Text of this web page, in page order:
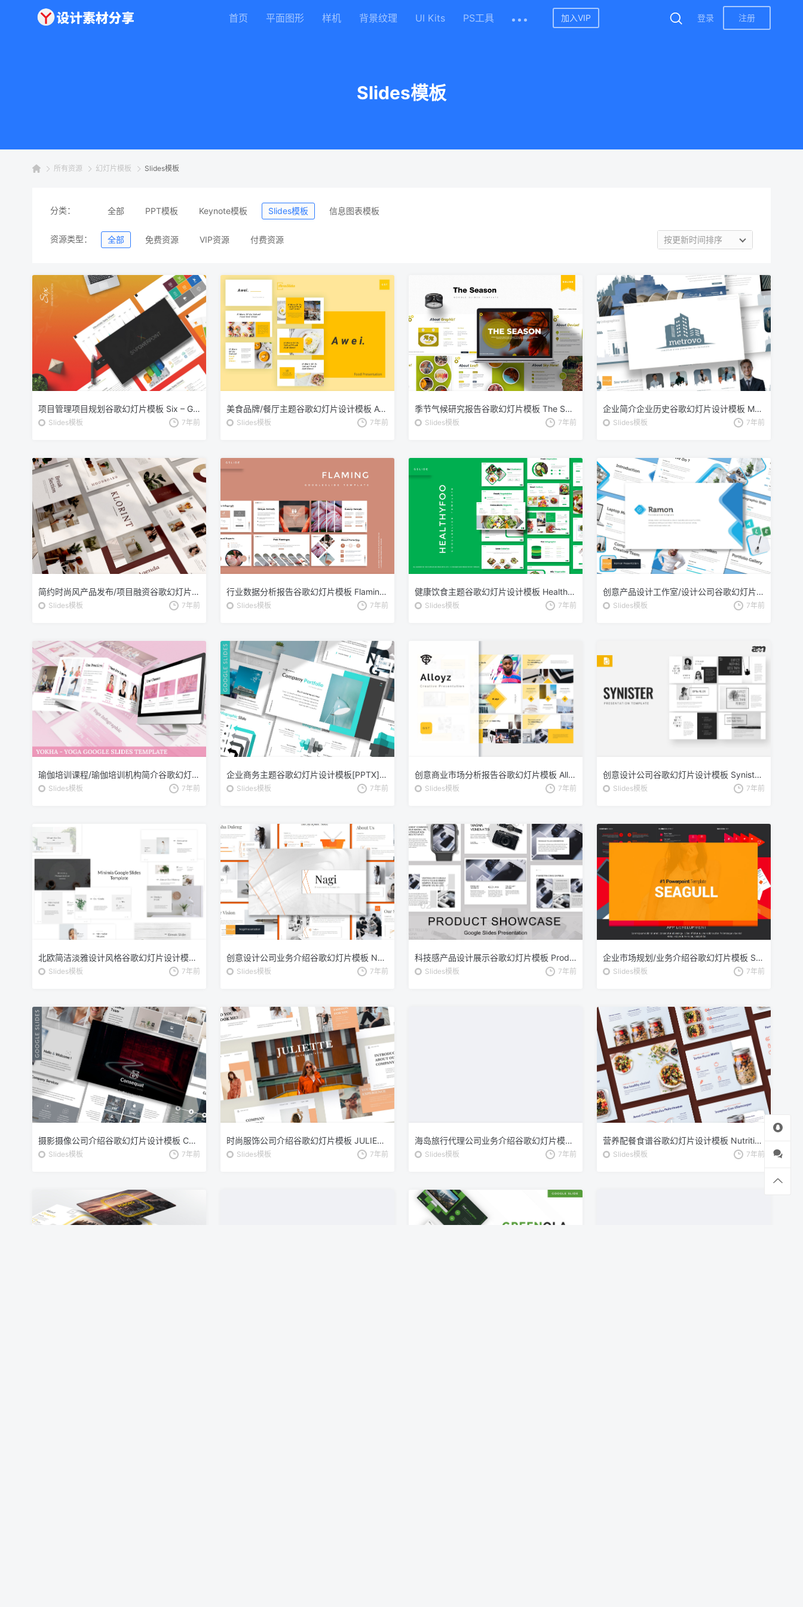
首页 平面图形 样机 背景纹理 UI Kits PS工具 加入VIP 登录 注册
Slides模板
所有资源 幻灯片模板 Slides模板
分类： 全部 PPT模板 Keynote模板 Slides模板 信息图表模板
资源类型： 全部 免费资源 VIP资源 付费资源 按更新时间排序
项目管理项目规划谷歌幻灯片模板 Six – Google Slides
Slides模板 7年前
美食品牌/餐厅主题谷歌幻灯片设计模板 Awei – Food Google Slides Template
Slides模板 7年前
季节气候研究报告谷歌幻灯片模板 The Season | Google Slides Template
Slides模板 7年前
企业简介企业历史谷歌幻灯片设计模板 Metrovo – Google Slides Template
Slides模板 7年前
简约时尚风产品发布/项目融资谷歌幻灯片设计模板 Klorint Google Slides
Slides模板 7年前
行业数据分析报告谷歌幻灯片模板 Flaming – Google Slides Template
Slides模板 7年前
健康饮食主题谷歌幻灯片设计模板 Healthyfoo – Google Slides Template
Slides模板 7年前
创意产品设计工作室/设计公司谷歌幻灯片模板 Ramon – Google Slides Template
Slides模板 7年前
瑜伽培训课程/瑜伽培训机构简介谷歌幻灯片设计模板 Yokha – Yoga Google Slides Template
Slides模板 7年前
企业商务主题谷歌幻灯片设计模板[PPTX] Serdana – Business Google Slides Template
Slides模板 7年前
创意商业市场分析报告谷歌幻灯片模板 Allozy Business – Google Slides
Slides模板 7年前
创意设计公司谷歌幻灯片设计模板 Synister – Google Slides Template
Slides模板 7年前
北欧简洁淡雅设计风格谷歌幻灯片设计模板 Minimia – Google Slides Template
Slides模板 7年前
创意设计公司业务介绍谷歌幻灯片模板 Nagi – Google Slides Template
Slides模板 7年前
科技感产品设计展示谷歌幻灯片模板 Product Showcase Google Slides Template
Slides模板 7年前
企业市场规划/业务介绍谷歌幻灯片模板 SEAGULL Google Slides
Slides模板 7年前
摄影摄像公司介绍谷歌幻灯片设计模板 Consequat – Photograph Google Slides Template
Slides模板 7年前
时尚服饰公司介绍谷歌幻灯片模板 JULIETTE – Google Slide Presentation
Slides模板 7年前
海岛旅行代理公司业务介绍谷歌幻灯片模板 Mare – Ocean Google Slides Template
Slides模板 7年前
营养配餐食谱谷歌幻灯片设计模板 Nutritious Google Slides Template
Slides模板 7年前